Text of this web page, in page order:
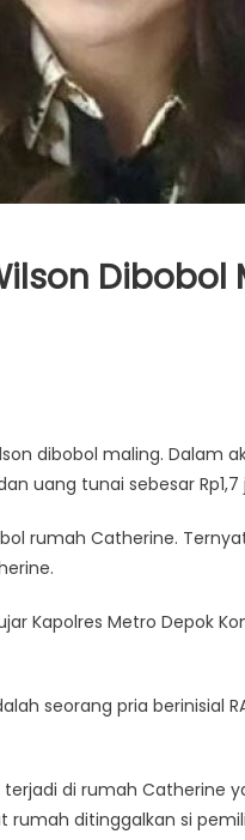
Dibobol
dibobol maling. Dalam
uang tunai sebesar Rp1,7
rumah Catherine.
Kapolres Metro Depok
seorang pria berinisial
di rumah Catherine
ditinggalkan si